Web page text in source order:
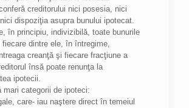
creditorului nici posesia, nici
dispoziţia asupra bunului ipotecat.
în principiu, indivizibilă, toate bunurile
fiecare dintre ele, în întregime,
creanţă şi fiecare fracţiune a
însă poate renunţa la
ipotecii.
mari categorii de ipoteci:
care- iau naştere direct în temeiul